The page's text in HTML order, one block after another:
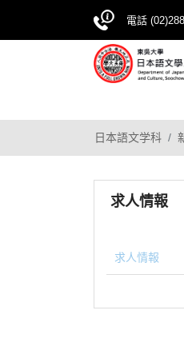
電話
日本語文学科
求人情報
求人情報